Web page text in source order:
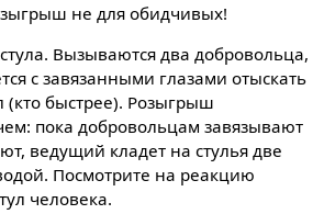
не для обидчивых!
Вызываются два добровольца,
с завязанными глазами отыскать
(кто быстрее). Розыгрыш
пока добровольцам завязывают
ведущий кладет на стулья две
Посмотрите на реакцию
человека.